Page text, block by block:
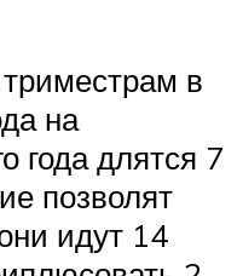
в
на
года длятся 7
позволят
идут 14